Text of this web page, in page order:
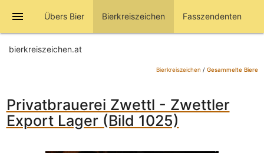
menu Übers Bier Bierkreiszeichen Fasszendenten
bierkreiszeichen.at
Bierkreiszeichen / Gesammelte Biere
Privatbrauerei Zwettl - Zwettler
Export Lager (Bild 1025)